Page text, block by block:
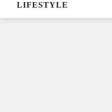
LIFESTYLE